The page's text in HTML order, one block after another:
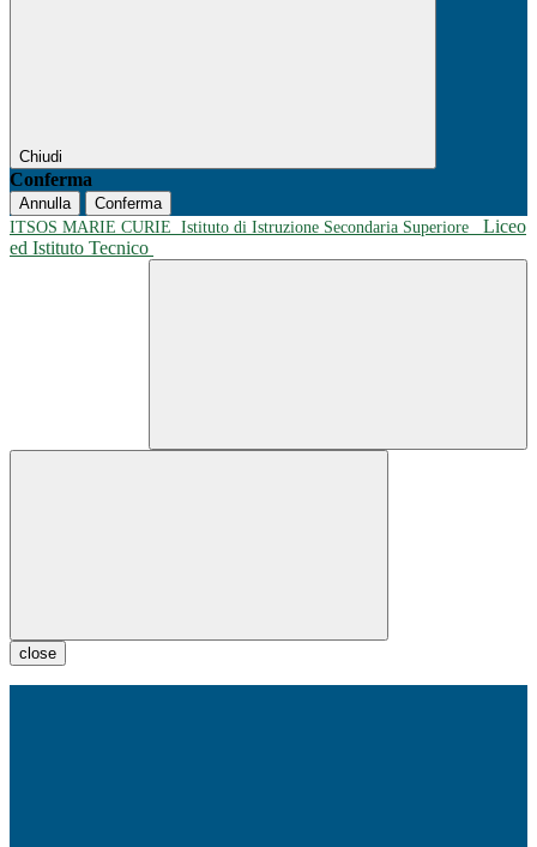
Chiudi
Conferma
Annulla
Conferma
ITSOS MARIE CURIE Istituto di Istruzione Secondaria Superiore
Liceo
ed Istituto Tecnico
close